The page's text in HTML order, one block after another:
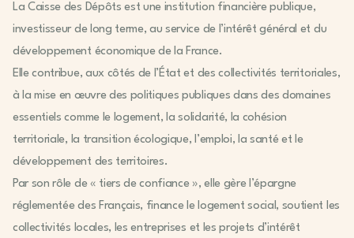
La Caisse des Dépôts est une institution financière publique,
investisseur de long terme, au service de l’intérêt général et du
développement économique de la France.
Elle contribue, aux côtés de l’État et des collectivités territoriales,
à la mise en œuvre des politiques publiques dans des domaines
essentiels comme le logement, la solidarité, la cohésion
territoriale, la transition écologique, l’emploi, la santé et le
développement des territoires.
Par son rôle de « tiers de confiance », elle gère l’épargne
réglementée des Français, finance le logement social, soutient les
collectivités locales, les entreprises et les projets d’intérêt